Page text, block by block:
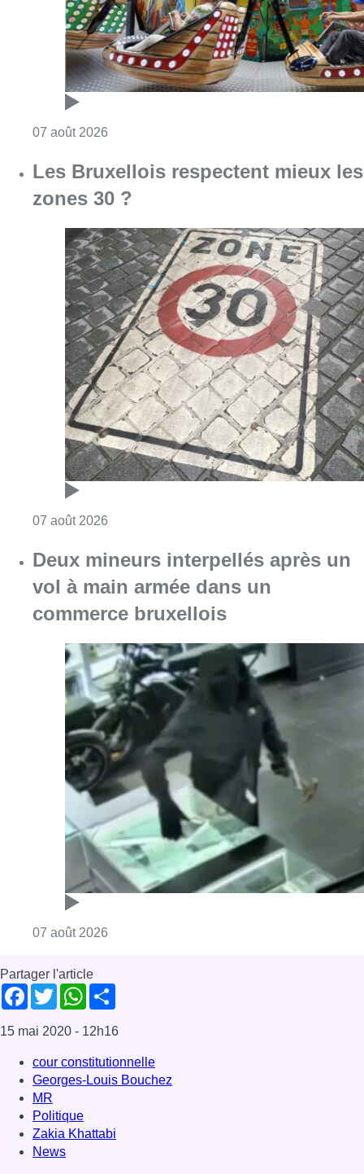
07 août 2026Consulter l'article "Les Bruxellois
Deux mineurs interpellés après un
vol à main armée dans un
commerce bruxellois
07 août 2026Consulter l'article "Deux mineurs
Partager l'article
Facebook
TwitterWhatsApp
Share
15 mai 2020 - 12h16
cour constitutionnelle
Georges-Louis Bouchez
Politique
Zakia Khattabi
News
Offres d’emploi